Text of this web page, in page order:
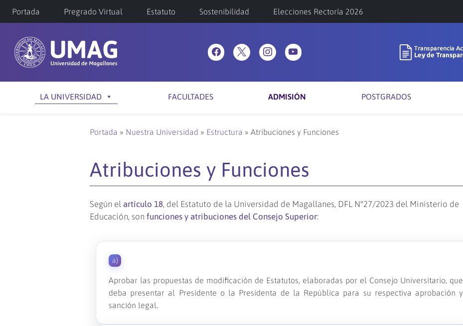
Portada Pregrado Virtual Estatuto Sostenibilidad Elecciones Rectoría 2026
LA UNIVERSIDAD FACULTADES ADMISIÓN POSTGRADOS
Portada » Nuestra Universidad » Estructura » Atribuciones y Funciones
Atribuciones y Funciones
Según el artículo 18, del Estatuto de la Universidad de Magallanes, DFL N°27/2023 del Ministerio de
Educación, son funciones y atribuciones del Consejo Superior:
a)
Aprobar las propuestas de modificación de Estatutos, elaboradas por el Consejo Universitario, que
deba presentar al Presidente o la Presidenta de la República para su respectiva aprobación y
sanción legal.